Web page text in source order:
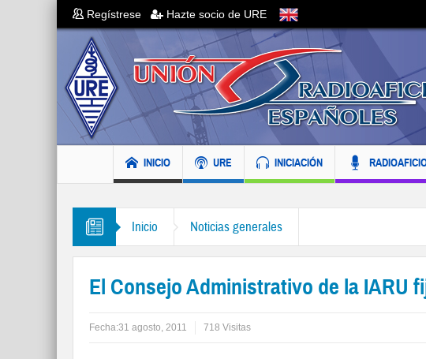
Regístrese Hazte socio de URE
INICIO URE INICIACIÓN
Inicio Noticias generales
El Consejo Administrativo de la IARU
Fecha:31 agosto, 2011 718 Visitas